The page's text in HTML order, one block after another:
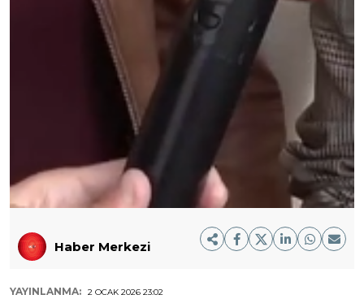
Haber Merkezi
YAYINLANMA: 2 OCAK 2026 23:02